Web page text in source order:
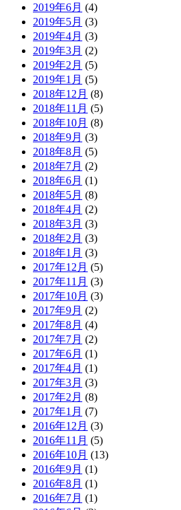
2019年6月 (4)
2019年5月 (3)
2019年4月 (3)
2019年3月 (2)
2019年2月 (5)
2019年1月 (5)
2018年12月 (8)
2018年11月 (5)
2018年10月 (8)
2018年9月 (3)
2018年8月 (5)
2018年7月 (2)
2018年6月 (1)
2018年5月 (8)
2018年4月 (2)
2018年3月 (3)
2018年2月 (3)
2018年1月 (3)
2017年12月 (5)
2017年11月 (3)
2017年10月 (3)
2017年9月 (2)
2017年8月 (4)
2017年7月 (2)
2017年6月 (1)
2017年4月 (1)
2017年3月 (3)
2017年2月 (8)
2017年1月 (7)
2016年12月 (3)
2016年11月 (5)
2016年10月 (13)
2016年9月 (1)
2016年8月 (1)
2016年7月 (1)